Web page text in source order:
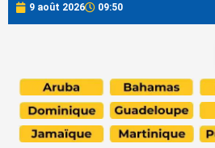
9 août 2026 09:50